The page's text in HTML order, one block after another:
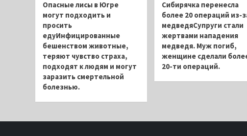
Опасные лисы в Югре
могут подходить и
просить
едуИнфицированные
бешенством животные,
теряют чувство страха,
подходят к людям и могут
заразить смертельной
болезнью.
Сибирячка перенесла
более 20 операций из-
медведяСупруги стали
жертвами нападения
медведя. Муж погиб,
женщине сделали
20-ти операций.